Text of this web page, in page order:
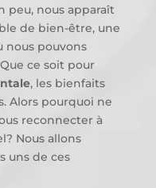
peu, nous apparaît
de bien-être, une
nous pouvons
ce soit pour
, les bienfaits
Alors pourquoi ne
reconnecter à
Nous allons
uns de ces